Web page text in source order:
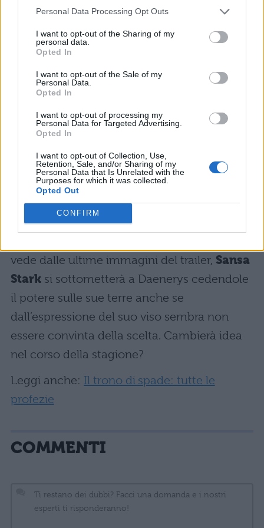
Personal Data Processing Opt Outs
I want to opt-out of the Sharing of my
personal data.
Opted In
I want to opt-out of the Sale of my
Personal Data.
Opted In
I want to opt-out of processing my
Personal Data for Targeted Advertising.
Opted In
I want to opt-out of Collection, Use,
Retention, Sale, and/or Sharing of my
Personal Data that Is Unrelated with the
Purposes for which it was collected.
Opted Out
CONFIRM
episodio. Nel video si vedeArya Stark
che
scappa all’interno di un corridoio buio che
sembra essere la cripta degli Stark. La frase
che pronuncia è emblematica ( “Conosco la
morte, ha molti volti. Sono impaziente di
vedere il prossimo” ) e potrebbe riferirsi al Re
della Notte ormai arrivato a Grande Inverno.
Euron Greyjoyche trasporta la Compagnia
Dorata e che, quindi, porterà avanti il piano
di Cersei Lannister. IntantoDaenerys
Targaryenarriverà insieme a Jon Snow e ai
vede dalle ultime immagini del trailer, Sansa
Stark si sottometterà a Daenerys cedendole
il potere sulle sue terre anche se
dall’espressione del suo viso sembra non
essere convinta della scelta. Cambierà idea
nel corso della stagione?
Leggi anche: Il trono di spade: tutte le
profezie
COMMENTI